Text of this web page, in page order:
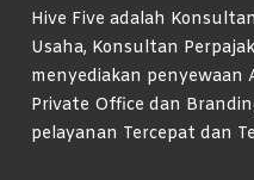
Hive Five adalah
Usaha, Konsultan
menyediakan
Private Office dan
pelayanan Tercepat dan